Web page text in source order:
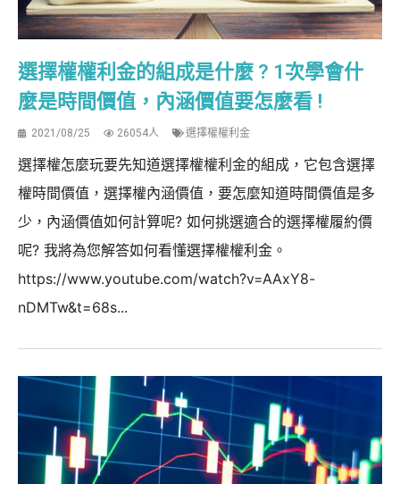
選擇權權利金的組成是什麼 ? 1次學會什
麼是時間價值，內涵價值要怎麼看 !
2021/08/25 26054人 選擇權權利金
選擇權怎麼玩要先知道選擇權權利金的組成，它包含選擇
權時間價值，選擇權內涵價值，要怎麼知道時間價值是多
少，內涵價值如何計算呢? 如何挑選適合的選擇權履約價
呢? 我將為您解答如何看懂選擇權權利金。
https://www.youtube.com/watch?v=AAxY8-
nDMTw&t=68s...